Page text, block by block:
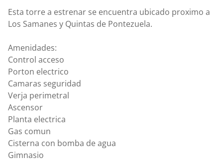
Esta torre a estrenar se encuentra ubicado proximo a
Los Samanes y Quintas de Pontezuela.
Amenidades:
Control acceso
Porton electrico
Camaras seguridad
Verja perimetral
Ascensor
Planta electrica
Gas comun
Cisterna con bomba de agua
Gimnasio